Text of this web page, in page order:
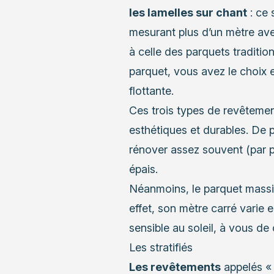
les lamelles sur chant: ce
mesurant plus d’un mètre
à celle des parquets
parquet, vous avez le choix
flottante.
Ces trois types de
esthétiques et durables. De
rénover assez souvent (par
épais.
Néanmoins, le parquet
effet, son mètre carré varie
sensible au soleil, à vous de
Les stratifiés
Les revêtementsappelés «